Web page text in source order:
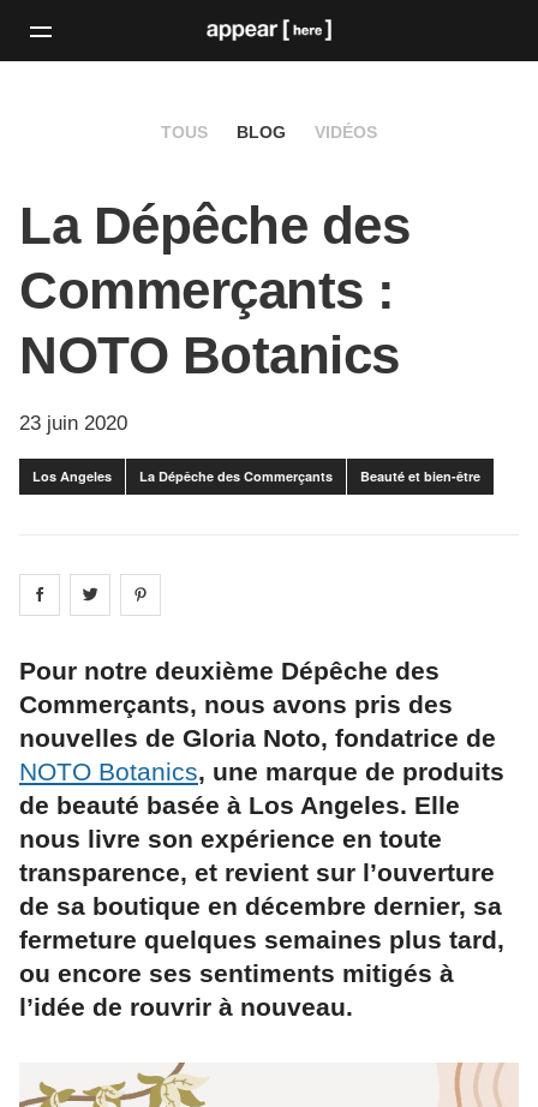
TOUS BLOG VIDÉOS
La Dépêche des
Commerçants :
NOTO Botanics
23 juin 2020
Los Angeles La Dépêche des Commerçants Beauté et bien-être
Share on facebook
Share on
Pour notre deuxième Dépêche des
Commerçants, nous avons pris des
nouvelles de Gloria Noto, fondatrice de
NOTO Botanics, une marque de produits
de beauté basée à Los Angeles. Elle
nous livre son expérience en toute
transparence, et revient sur l’ouverture
de sa boutique en décembre dernier, sa
fermeture quelques semaines plus tard,
ou encore ses sentiments mitigés à
l’idée de rouvrir à nouveau.